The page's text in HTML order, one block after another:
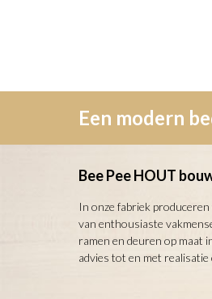
Een modern
Bee Pee HOUT
In onze fabriek produceren
van enthousiaste
ramen en deuren op maat
advies tot en met realisatie